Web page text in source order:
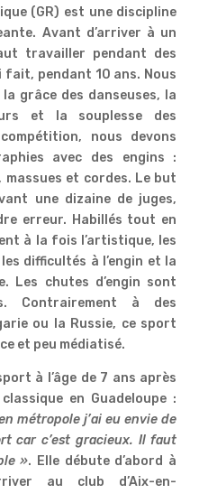
(GR) est une discipline
Avant d’arriver à un
travailler pendant des
fait, pendant 10 ans. Nous
grâce des danseuses, la
et la souplesse des
nous devons
avec des engins :
massues et cordes. Le but
une dizaine de juges,
erreur. Habillés tout en
à la fois l’artistique, les
difficultés à l’engin et la
Les chutes d’engin sont
Contrairement à des
ou la Russie, ce sport
et peu médiatisé.
à l’âge de 7 ans après
en Guadeloupe :
métropole j’ai eu envie de
car c’est gracieux. Il faut
». Elle débute d’abord à
au club d’Aix-en-